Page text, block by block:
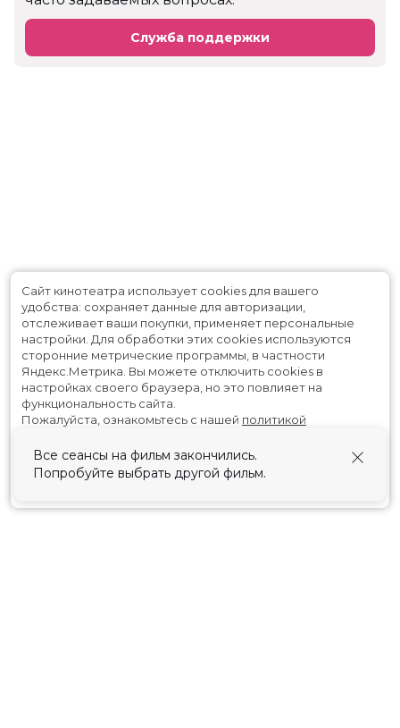
Служба поддержки
Все сеансы на фильм закончились.
Попробуйте выбрать другой фильм.
Сайт кинотеатра использует cookies для вашего
удобства: сохраняет данные для авторизации,
отслеживает ваши покупки, применяет персональные
настройки. Для обработки этих cookies используются
сторонние метрические программы, в частности
Яндекс.Метрика. Вы можете отключить cookies в
настройках своего браузера, но это повлияет на
функциональность сайта.
Пожалуйста, ознакомьтесь с нашей политикой
Принять